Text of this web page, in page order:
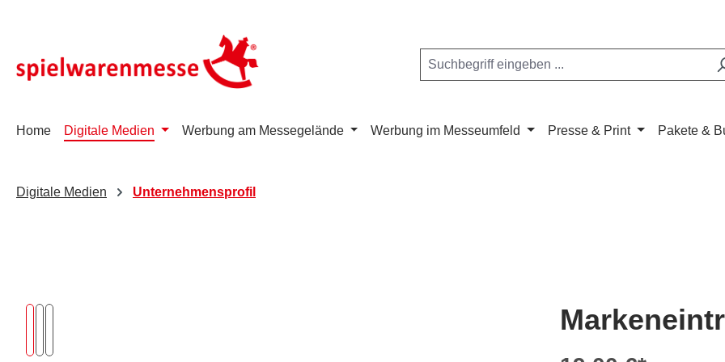
Home Digitale Medien Werbung am Messegelände Werbung im Messeumfeld Presse & Print Pakete &
Digitale Medien Unternehmensprofil